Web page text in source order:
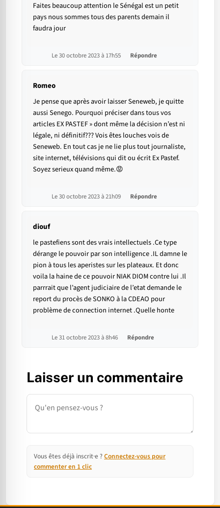
Faites beaucoup attention le Sénégal est un petit
pays nous sommes tous des parents demain il
faudra jour
Le 30 octobre 2023 à 17h55 Répondre
Romeo
Je pense que après avoir laisser Seneweb, je quitte
aussi Senego. Pourquoi préciser dans tous vos
articles EX PASTEF » dont même la décision n’est ni
légale, ni définitif??? Vois êtes louches vois de
Seneweb. En tout cas je ne lie plus tout journaliste,
site internet, télévisions qui dit ou écrit Ex Pastef.
Soyez serieux quand même.😡
Le 30 octobre 2023 à 21h09 Répondre
diouf
le pastefiens sont des vrais intellectuels .Ce type
dérange le pouvoir par son intelligence .IL damne le
pion à tous les aperistes sur les plateaux. Et donc
voila la haine de ce pouvoir NIAK DIOM contre lui .Il
parrrait que l’agent judiciaire de l’etat demande le
report du procès de SONKO à la CDEAO pour
problème de connection internet .Quelle honte
Le 31 octobre 2023 à 8h46 Répondre
Laisser un commentaire
Commentaire
Vous êtes déjà inscrit·e ? Connectez-vous pour
commenter en 1 clic